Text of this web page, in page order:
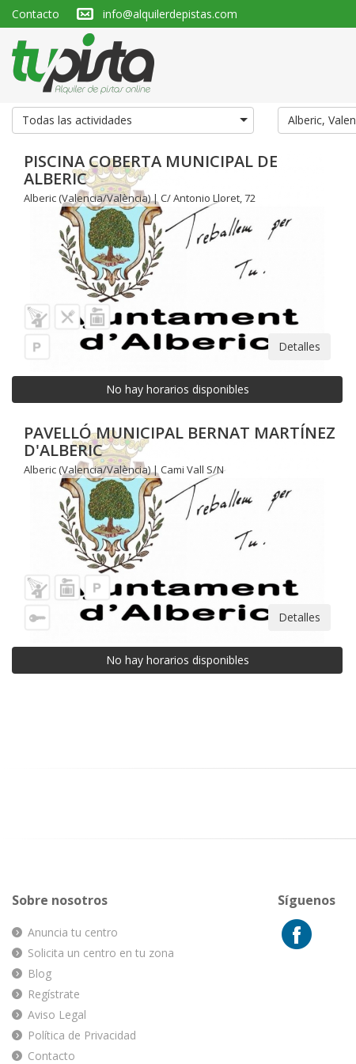
Contacto info@alquilerdepistas.com
Todas las actividades Alberic,
PISCINA COBERTA MUNICIPAL DE
ALBERIC
Alberic (Valencia/València) | C/ Antonio Lloret, 72
Detalles
No hay horarios disponibles
PAVELLÓ MUNICIPAL BERNAT MARTÍNEZ
D'ALBERIC
Alberic (Valencia/València) | Cami Vall S/N
Detalles
No hay horarios disponibles
Sobre nosotros
Anuncia tu centro
Solicita un centro en tu zona
Blog
Regístrate
Aviso Legal
Política de Privacidad
Contacto
Síguenos